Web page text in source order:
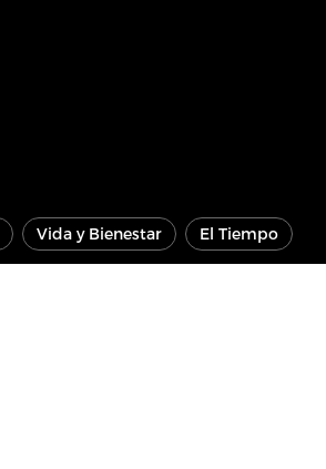
Vida y Bienestar El Tiempo